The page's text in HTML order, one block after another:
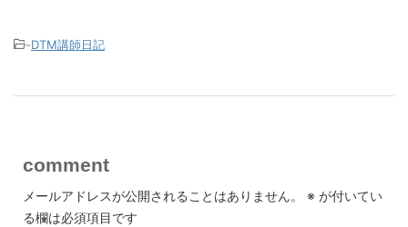
-DTM講師日記
comment
メールアドレスが公開されることはありません。 ※ が付いてい
る欄は必須項目です